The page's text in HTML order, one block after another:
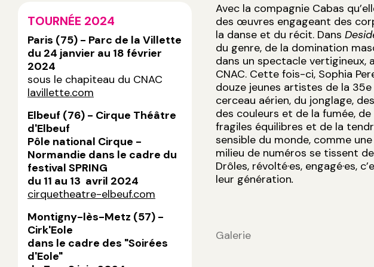
TOURNÉE 2024
Paris (75) - Parc de la Villette
du 24 janvier au 18 février
2024
sous le chapiteau du CNAC
lavillette.com
Elbeuf (76) - Cirque Théâtre
d'Elbeuf
Pôle national Cirque -
Normandie dans le cadre du
festival SPRING
du 11 au 13 avril 2024
cirquetheatre-elbeuf.com
Montigny-lès-Metz (57) -
Cirk'Eole
dans le cadre des "Soirées
d'Eole"
Avec la compagnie Cabas
des œuvres engageant des
la danse et du récit. Dans
du genre, de la domination
dans un spectacle vertigineux,
CNAC. Cette fois-ci, Sophia
douze jeunes artistes de la
cerceau aérien, du jonglage,
des couleurs et de la fumée,
fragiles équilibres et de la
sensible du monde, comme
milieu de numéros se tissent
Drôles, révolté·es, engagé·es,
leur génération.
Galerie